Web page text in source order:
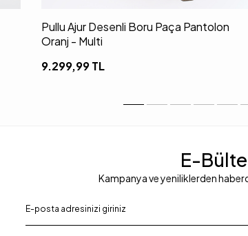
Pullu Ajur Desenli Boru Paça Pantolon
Oranj - Multi
9.299,99TL
E-
Kampanya ve yeniliklerden